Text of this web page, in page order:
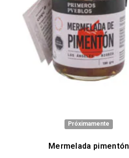
Próximamente
Mermelada pimentón